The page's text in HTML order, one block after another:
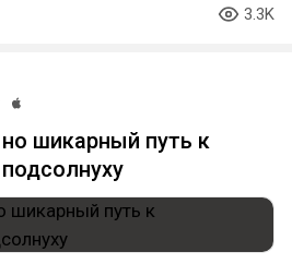
3.3K
шикарный путь к